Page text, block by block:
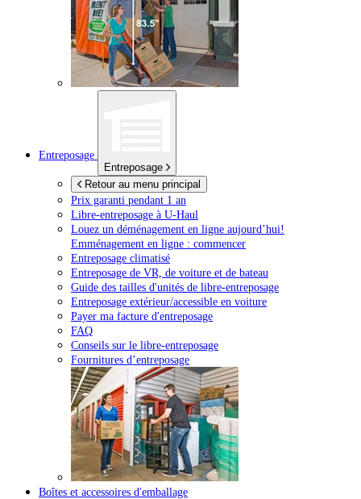
Entreposage
Entreposage
Retour au menu principal
Prix garanti pendant 1 an
Libre-entreposage à U-Haul
Louez un déménagement en ligne aujourd’hui!
Emménagement en ligne : commencer
Entreposage climatisé
Entreposage de VR, de voiture et de bateau
Guide des tailles d'unités de libre-entreposage
Entreposage extérieur/accessible en voiture
Payer ma facture d'entreposage
FAQ
Conseils sur le libre-entreposage
Fournitures d’entreposage
Boîtes et accessoires d'emballage